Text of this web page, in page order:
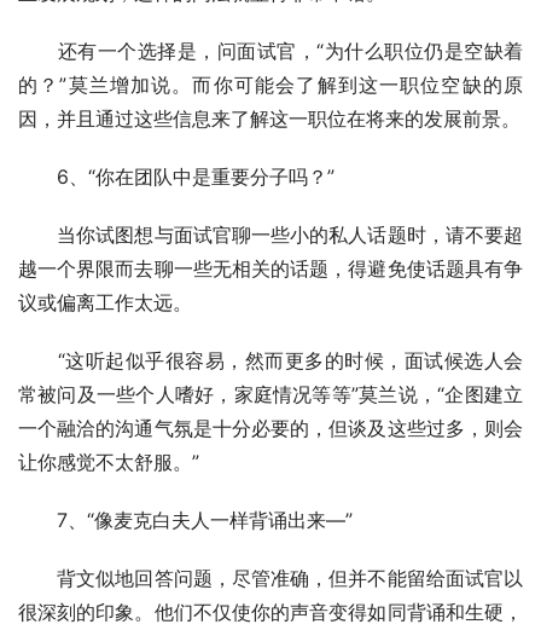
还有一个选择是，问面试官，“为什么职位仍是空缺着
的？”莫兰增加说。而你可能会了解到这一职位空缺的原
因，并且通过这些信息来了解这一职位在将来的发展前景。
6、“你在团队中是重要分子吗？”
当你试图想与面试官聊一些小的私人话题时，请不要超
越一个界限而去聊一些无相关的话题，得避免使话题具有争
议或偏离工作太远。
“这听起似乎很容易，然而更多的时候，面试候选人会
常被问及一些个人嗜好，家庭情况等等”莫兰说，“企图建立
一个融洽的沟通气氛是十分必要的，但谈及这些过多，则会
让你感觉不太舒服。”
7、“像麦克白夫人一样背诵出来—”
背文似地回答问题，尽管准确，但并不能留给面试官以
很深刻的印象。他们不仅使你的声音变得如同背诵和生硬，